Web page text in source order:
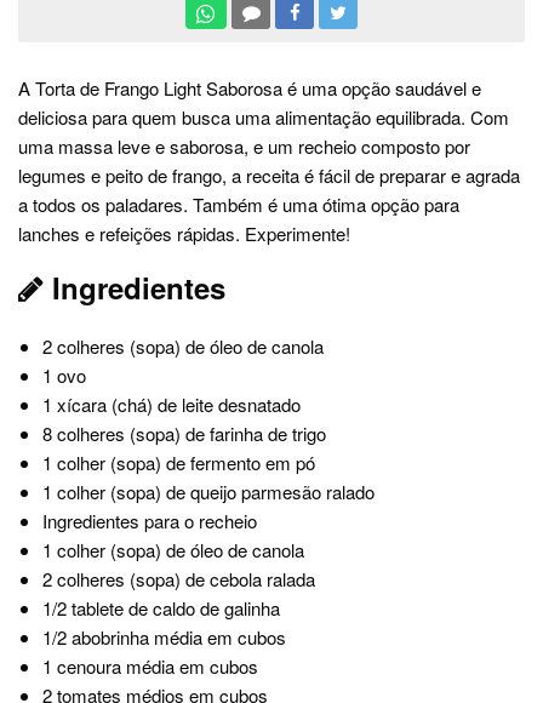
A Torta de Frango Light Saborosa é uma opção saudável e
deliciosa para quem busca uma alimentação equilibrada. Com
uma massa leve e saborosa, e um recheio composto por
legumes e peito de frango, a receita é fácil de preparar e agrada
a todos os paladares. Também é uma ótima opção para
lanches e refeições rápidas. Experimente!
Ingredientes
2 colheres (sopa) de óleo de canola
1 ovo
1 xícara (chá) de leite desnatado
8 colheres (sopa) de farinha de trigo
1 colher (sopa) de fermento em pó
1 colher (sopa) de queijo parmesão ralado
Ingredientes para o recheio
1 colher (sopa) de óleo de canola
2 colheres (sopa) de cebola ralada
1/2 tablete de caldo de galinha
1/2 abobrinha média em cubos
1 cenoura média em cubos
2 tomates médios em cubos